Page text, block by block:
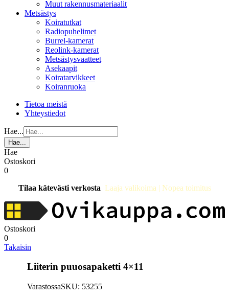
Muut rakennusmateriaalit
Metsästys
Koiratutkat
Radiopuhelimet
Burrel-kamerat
Reolink-kamerat
Metsästysvaatteet
Asekaapit
Koiratarvikkeet
Koiranruoka
Tietoa meistä
Yhteystiedot
Hae...
Hae...
Hae
Ostoskori
0
Tilaa kätevästi verkosta Laaja valikoima | Nopea toimitus
Ostoskori
0
Takaisin
Liiterin puuosapaketti 4×11
VarastossaSKU: 53255